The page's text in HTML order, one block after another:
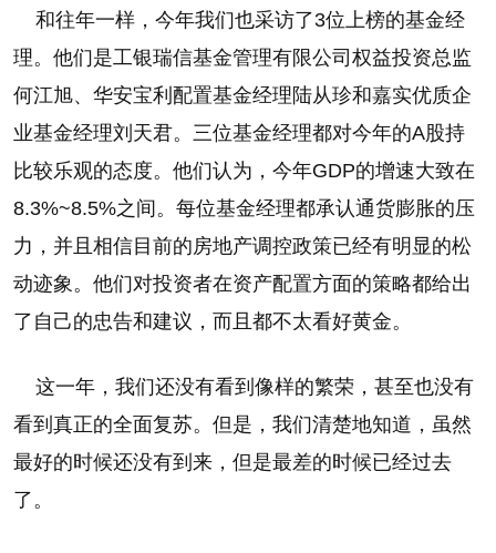
和往年一样，今年我们也采访了3位上榜的基金经
理。他们是工银瑞信基金管理有限公司权益投资总监
何江旭、华安宝利配置基金经理陆从珍和嘉实优质企
业基金经理刘天君。三位基金经理都对今年的A股持
比较乐观的态度。他们认为，今年GDP的增速大致在
8.3%~8.5%之间。每位基金经理都承认通货膨胀的压
力，并且相信目前的房地产调控政策已经有明显的松
动迹象。他们对投资者在资产配置方面的策略都给出
了自己的忠告和建议，而且都不太看好黄金。
这一年，我们还没有看到像样的繁荣，甚至也没有
看到真正的全面复苏。但是，我们清楚地知道，虽然
最好的时候还没有到来，但是最差的时候已经过去
了。